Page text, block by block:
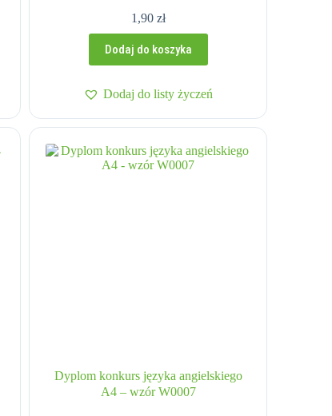
1,90 zł
Dodaj do koszyka
Dodaj do listy życzeń
Dyplom konkurs języka angielskiego
A4 – wzór W0007